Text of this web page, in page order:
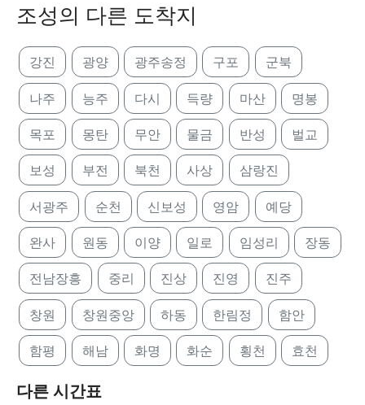
조성의 다른 도착지
강진 광양 광주송정 구포 군북
나주 능주 다시 득량 마산 명봉
목포 몽탄 무안 물금 반성 벌교
보성 부전 북천 사상 삼랑진
서광주 순천 신보성 영암 예당
완사 원동 이양 일로 임성리 장동
전남장흥 중리 진상 진영 진주
창원 창원중앙 하동 한림정 함안
함평 해남 화명 화순 횡천 효천
다른 시간표